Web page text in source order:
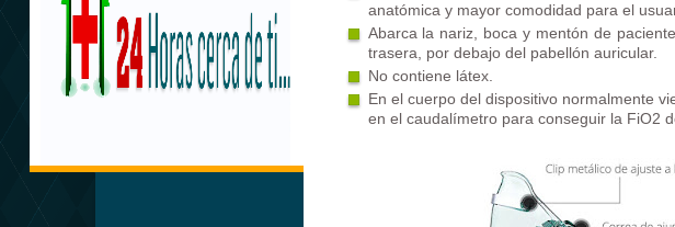
anatómica y mayor comodidad para el
Abarca la nariz, boca y mentón de
trasera, por debajo del pabellón auricular.
No contiene látex.
En el cuerpo del dispositivo normalmente
en el caudalímetro para conseguir la FiO2